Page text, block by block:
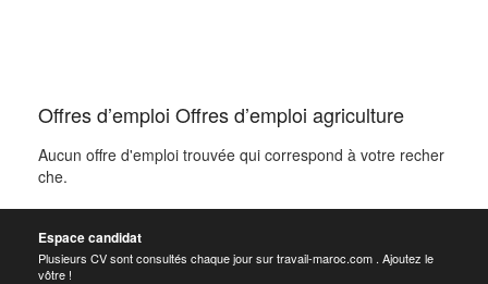
Offres d’emploi Offres d’emploi agriculture
Aucun offre d'emploi trouvée qui correspond à votre recher
che.
Espace candidat
Plusieurs CV sont consultés chaque jour sur travail-maroc.com . Ajoutez le
vôtre !